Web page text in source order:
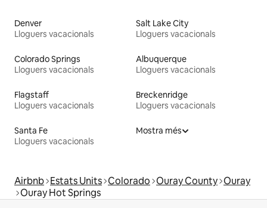
Denver
Lloguers vacacionals
Salt Lake City
Lloguers vacacionals
Colorado Springs
Lloguers vacacionals
Albuquerque
Lloguers vacacionals
Flagstaff
Lloguers vacacionals
Breckenridge
Lloguers vacacionals
Santa Fe
Lloguers vacacionals
Mostra més
Airbnb Estats Units Colorado Ouray County Ouray
Ouray Hot Springs